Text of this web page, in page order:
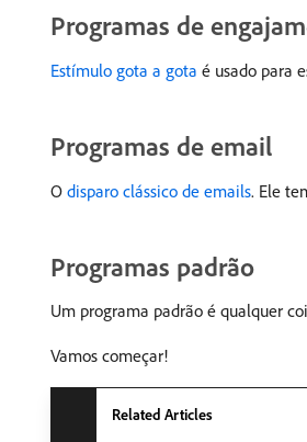
Programas de
Estímulo gota a gota é usado para
Programas de email
O disparo clássico de emails. Ele
Programas padrão
Um programa padrão é qualquer
Vamos começar!
Related Articles